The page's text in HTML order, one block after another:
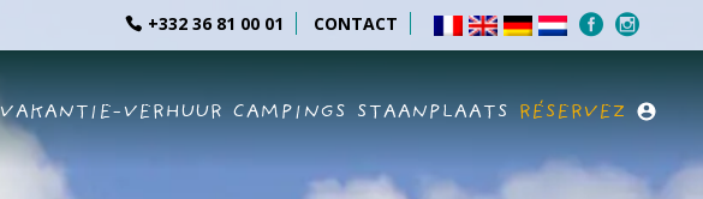
+332 36 81 00 01 CONTACT
VERHUUR CAMPINGS STAANPLAATS RÉSERVEZ